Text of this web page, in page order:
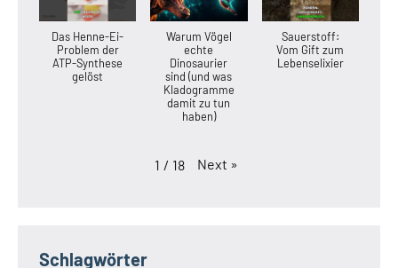
Das Henne-Ei-
Problem der
ATP-Synthese
gelöst
Warum Vögel
echte
Dinosaurier
sind (und was
Kladogramme
damit zu tun
haben)
Sauerstoff:
Vom Gift zum
Lebenselixier
1 / 18 Next »
Schlagwörter